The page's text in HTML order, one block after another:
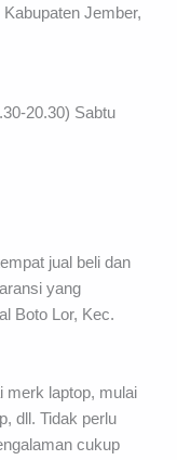
Jember,
20.30) Sabtu
jual beli dan
yang
Boto Lor, Kec.
merk laptop, mulai
dll. Tidak perlu
cukup